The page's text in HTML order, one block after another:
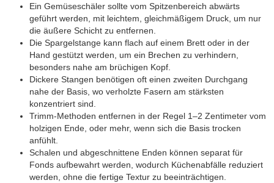
Ein Gemüseschäler sollte vom Spitzenbereich abwärts
geführt werden, mit leichtem, gleichmäßigem Druck, um nur
die äußere Schicht zu entfernen.
Die Spargelstange kann flach auf einem Brett oder in der
Hand gestützt werden, um ein Brechen zu verhindern,
besonders nahe am brüchigen Kopf.
Dickere Stangen benötigen oft einen zweiten Durchgang
nahe der Basis, wo verholzte Fasern am stärksten
konzentriert sind.
Trimm-Methoden entfernen in der Regel 1–2 Zentimeter vom
holzigen Ende, oder mehr, wenn sich die Basis trocken
anfühlt.
Schalen und abgeschnittene Enden können separat für
Fonds aufbewahrt werden, wodurch Küchenabfälle reduziert
werden, ohne die fertige Textur zu beeinträchtigen.